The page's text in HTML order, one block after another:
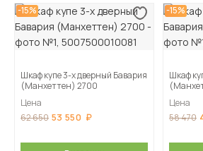
-15%
Шкаф купе 3-х дверный Бавария
(Манхеттен) 2700
Цена
62 650 53 550
-15%
Шкаф
Цена
58 470